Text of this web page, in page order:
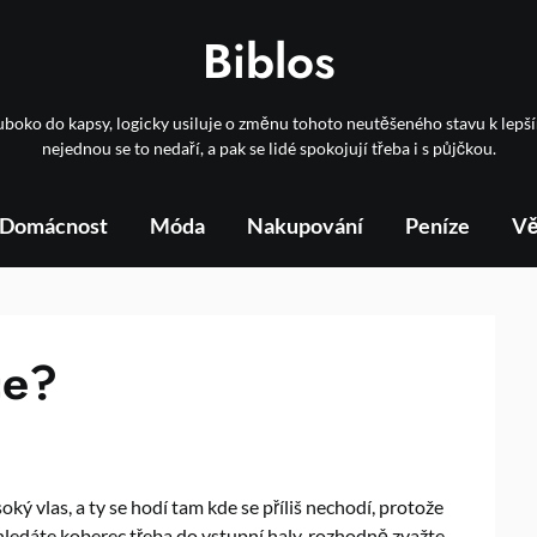
Biblos
do kapsy, logicky usiluje o změnu tohoto neutěšeného stavu k
nejednou se to nedaří, a pak se lidé spokojují třeba i s půjčkou.
Domácnost Móda Nakupování Peníze
vlas, a ty se hodí tam kde se příliš nechodí, protože